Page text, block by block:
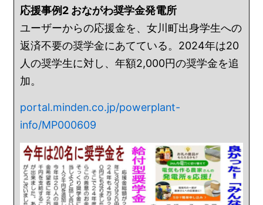
応援事例2 おながわ奨学金発電所
ユーザーからの応援金を、女川町出身学生への
返済不要の奨学金にあてている。2024年は20
人の奨学生に対し、年額2,000円の奨学金を追
加。
portal.minden.co.jp/powerplant-
info/MP000609